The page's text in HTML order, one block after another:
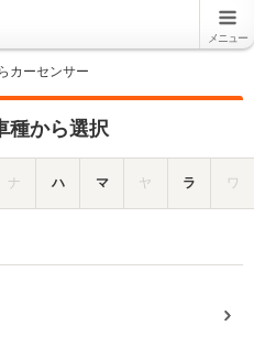
メニュー
カーセンサー
種から選択
ナ ハ マ ヤ ラ ワ